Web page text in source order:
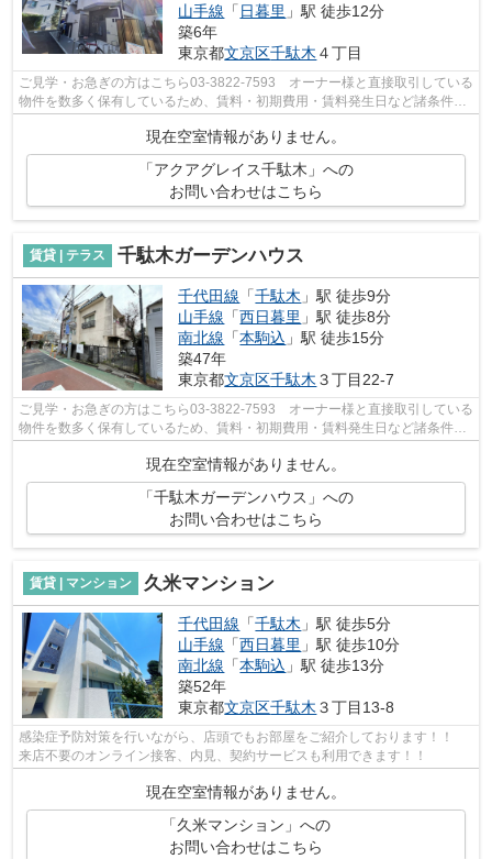
山手線 「日暮里 」駅 徒歩12分
築6年
東京都文京区千駄木 ４丁目
ご見学・お急ぎの方はこちら03-3822-7593 オーナー様と直接取引している
物件を数多く保有しているため、賃料・初期費用・賃料発生日など諸条件を
何でもご相談くださいませ！！
現在空室情報がありません。
「アクアグレイス千駄木」への
お問い合わせはこちら
賃貸 | テラス 千駄木ガーデンハウス
千代田線 「千駄木 」駅 徒歩9分
山手線 「西日暮里 」駅 徒歩8分
南北線 「本駒込 」駅 徒歩15分
築47年
東京都文京区千駄木 ３丁目22-7
ご見学・お急ぎの方はこちら03-3822-7593 オーナー様と直接取引している
物件を数多く保有しているため、賃料・初期費用・賃料発生日など諸条件を
現在空室情報がありません。
「千駄木ガーデンハウス」への
お問い合わせはこちら
賃貸 | マンション 久米マンション
千代田線 「千駄木 」駅 徒歩5分
山手線 「西日暮里 」駅 徒歩10分
南北線 「本駒込 」駅 徒歩13分
築52年
東京都文京区千駄木 ３丁目13-8
感染症予防対策を行いながら、店頭でもお部屋をご紹介しております！！
来店不要のオンライン接客、内見、契約サービスも利用できます！！
現在空室情報がありません。
「久米マンション」への
お問い合わせはこちら